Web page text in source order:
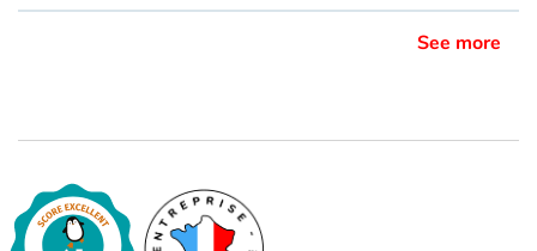
See more